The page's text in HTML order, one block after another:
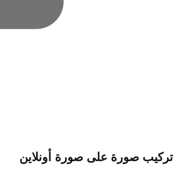
تركيب صورة على صورة أونلاين